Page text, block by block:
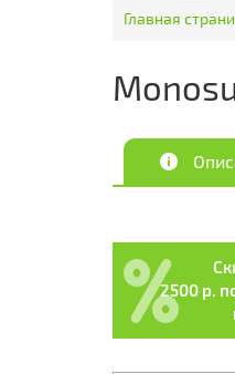
Главная
2500 р.